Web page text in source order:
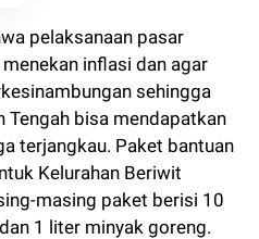
pelaksanaan pasar
inflasi dan agar
sehingga
Tengah bisa mendapatkan
terjangkau. Paket bantuan
Kelurahan Beriwit
masing paket berisi 10
1 liter minyak goreng.